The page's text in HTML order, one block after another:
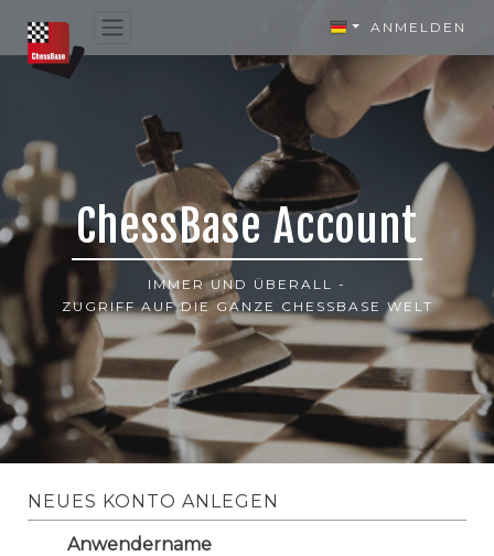
ANMELDEN
ChessBase Account
IMMER UND ÜBERALL -
ZUGRIFF AUF DIE GANZE CHESSBASE WELT
NEUES KONTO ANLEGEN
Anwendername